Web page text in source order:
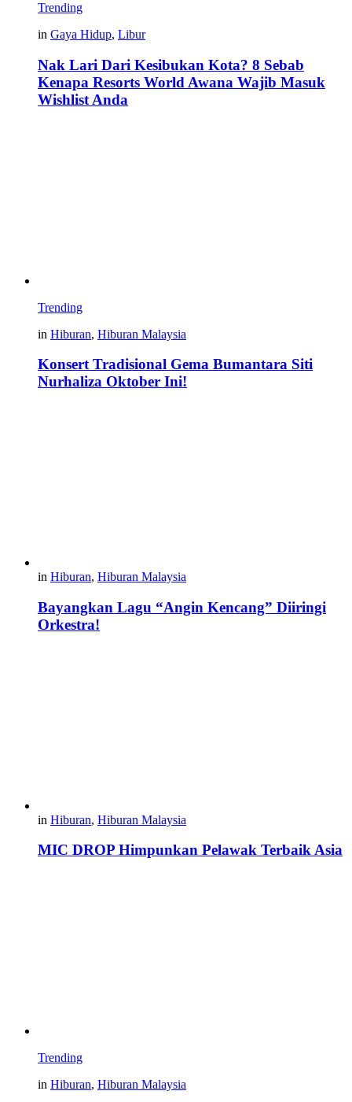
Trending
in Gaya Hidup, Libur
Nak Lari Dari Kesibukan Kota? 8 Sebab
Kenapa Resorts World Awana Wajib Masuk
Wishlist Anda
Trending
in Hiburan, Hiburan Malaysia
Konsert Tradisional Gema Bumantara Siti
Nurhaliza Oktober Ini!
in Hiburan, Hiburan Malaysia
Bayangkan Lagu “Angin Kencang” Diiringi
Orkestra!
in Hiburan, Hiburan Malaysia
MIC DROP Himpunkan Pelawak Terbaik Asia
Trending
in Hiburan, Hiburan Malaysia